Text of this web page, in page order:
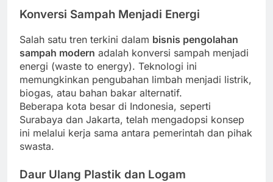
Konversi Sampah Menjadi Energi
Salah satu tren terkini dalam bisnis pengolahan
sampah modern adalah konversi sampah menjadi
energi (waste to energy). Teknologi ini
memungkinkan pengubahan limbah menjadi listrik,
biogas, atau bahan bakar alternatif.
Beberapa kota besar di Indonesia, seperti
Surabaya dan Jakarta, telah mengadopsi konsep
ini melalui kerja sama antara pemerintah dan pihak
swasta.
Daur Ulang Plastik dan Logam